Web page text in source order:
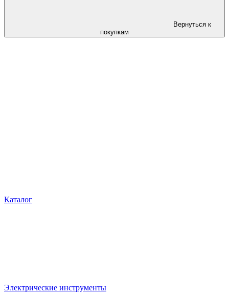
Вернуться к
покупкам
Каталог
Электрические инструменты